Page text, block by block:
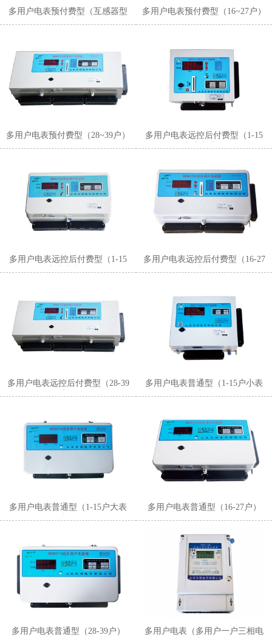
多用户电表预付费型（互感器型
多用户）
多用户电表预付费型（16~27户）
多用户电表预付费型（28~39户）
多用户电表远控后付费型（1-15
户小表壳）
多用户电表远控后付费型（1-15
户大表壳）
多用户电表远控后付费型（16-27
户）
多用户电表远控后付费型（28-39
户）
多用户电表普通型（1-15户小表
壳）
多用户电表普通型（1-15户大表
壳）
多用户电表普通型（16-27户）
多用户电表普通型（28-39户）
多用户电表（多用户一户三相电